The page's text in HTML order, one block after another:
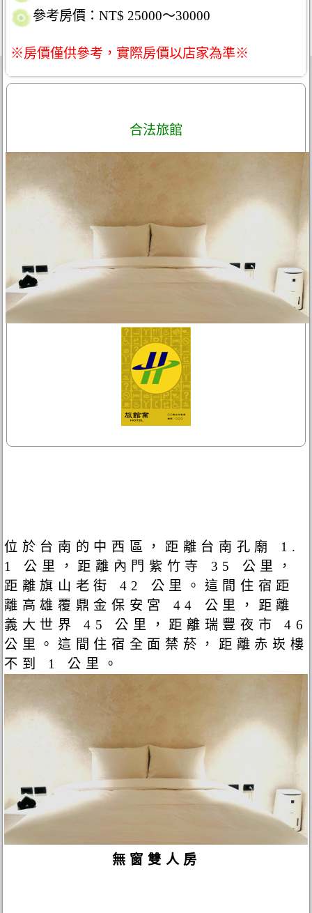
參考房價：NT$ 25000～30000
※房價僅供參考，實際房價以店家為準※
合法旅館
位於台南的中西區，距離台南孔廟 1.
1 公里，距離內門紫竹寺 35 公里，
距離旗山老街 42 公里。這間住宿距
離高雄覆鼎金保安宮 44 公里，距離
義大世界 45 公里，距離瑞豐夜市 46
公里。這間住宿全面禁菸，距離赤崁樓
不到 1 公里。
無窗雙人房